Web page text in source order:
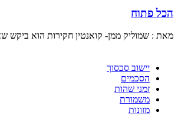
הכל פתוח
מאת : שמוליק ממן- קואנטין חקירות הוא ביקש
יישוב סכסוך
הסכמים
זמני שהות
משמורת
מזונות